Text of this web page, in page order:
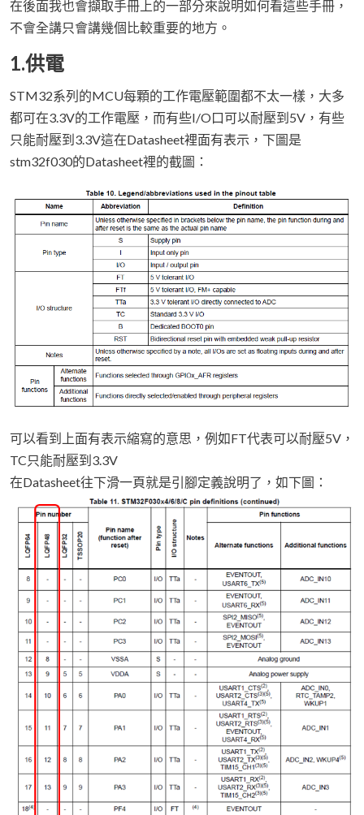
在後面我也會擷取手冊上的一部分來說明如何看這些手冊，
不會全講只會講幾個比較重要的地方。
1.供電
STM32系列的MCU每顆的工作電壓範圍都不太一樣，大多
都可在3.3V的工作電壓，而有些I/O口可以耐壓到5V，有些
只能耐壓到3.3V這在Datasheet裡面有表示，下圖是
stm32f030的Datasheet裡的截圖：
可以看到上面有表示縮寫的意思，例如FT代表可以耐壓5V，
TC只能耐壓到3.3V
在Datasheet往下滑一頁就是引腳定義說明了，如下圖：